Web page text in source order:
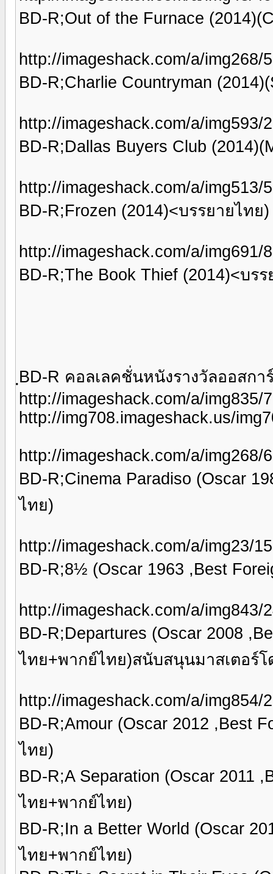
BD-R;Out of the Furnace
http://imageshack.com/a/img268/
BD-R;Charlie Countryman
http://imageshack.com/a/img593/
BD-R;Dallas Buyers Club
http://imageshack.com/a/img513/
BD-R;Frozen (2014)<บรรยายไทย)
http://imageshack.com/a/img691/
BD-R;The Book Thief (2014)<บร
BD-R คอลเลคชั่นหนังรางวัลออสกา
http://imageshack.com/a/img835/
http://img708.imageshack.us/
http://imageshack.com/a/img268/
BD-R;Cinema Paradiso (Oscar
ไทย)
http://imageshack.com/a/img23/
BD-R;8½ (Oscar 1963 ,Best
http://imageshack.com/a/img843/
BD-R;Departures (Oscar 2008
ไทย+พากย์ไทย)สนับสนุนมาสเตอร์
http://imageshack.com/a/img854/
BD-R;Amour (Oscar 2012 ,Best
ไทย)
BD-R;A Separation (Oscar 2011
ไทย+พากย์ไทย)
BD-R;In a Better World (Oscar
ไทย+พากย์ไทย)